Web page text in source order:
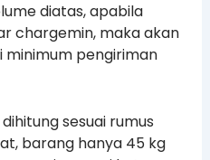
diatas, apabila
chargemin, maka akan
minimum pengiriman
sesuai rumus
barang hanya 45 kg